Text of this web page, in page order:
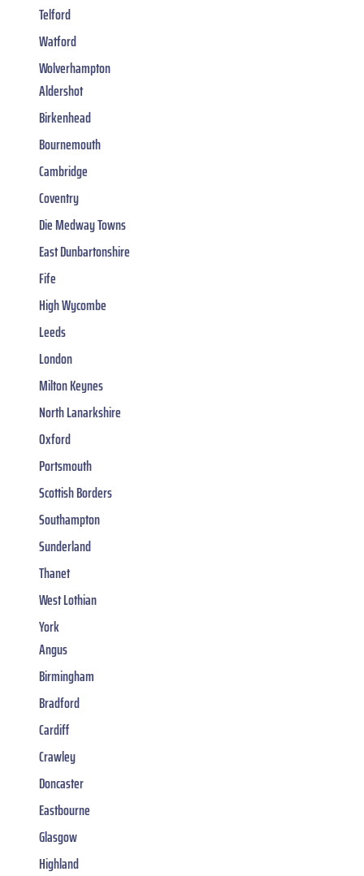
Telford
Watford
Wolverhampton
Aldershot
Birkenhead
Bournemouth
Cambridge
Coventry
Die Medway Towns
East Dunbartonshire
Fife
High Wycombe
Leeds
London
Milton Keynes
North Lanarkshire
Oxford
Portsmouth
Scottish Borders
Southampton
Sunderland
Thanet
West Lothian
York
Angus
Birmingham
Bradford
Cardiff
Crawley
Doncaster
Eastbourne
Glasgow
Highland